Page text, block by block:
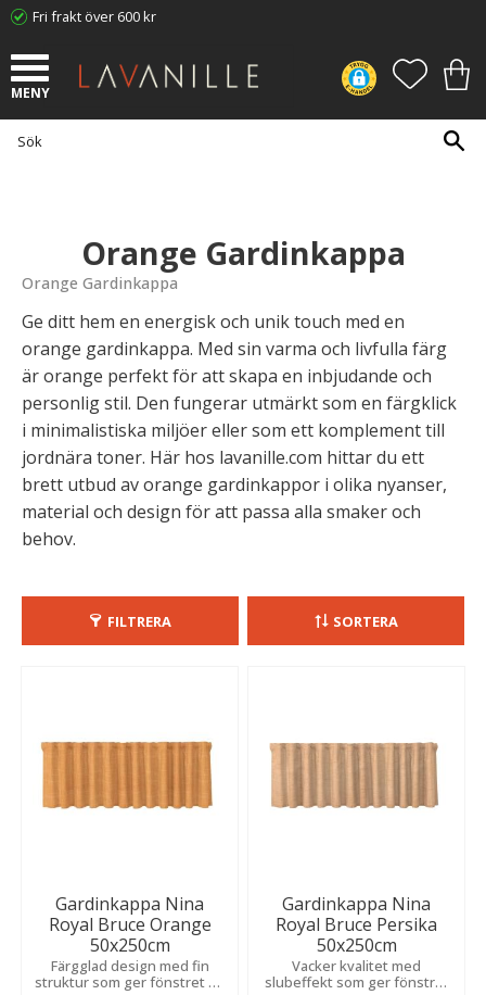
Fri frakt över 600 kr
Orange Gardinkappa
Orange Gardinkappa
Ge ditt hem en energisk och unik touch med en
orange gardinkappa. Med sin varma och livfulla färg
är orange perfekt för att skapa en inbjudande och
personlig stil. Den fungerar utmärkt som en färgklick
i minimalistiska miljöer eller som ett komplement till
jordnära toner. Här hos lavanille.com hittar du ett
brett utbud av orange gardinkappor i olika nyanser,
material och design för att passa alla smaker och
behov.
FILTRERA SORTERA
Gardinkappa Nina
Royal Bruce Orange
50x250cm
Färgglad design med fin
struktur som ger fönstret en
Gardinkappa Nina
Royal Bruce Persika
50x250cm
Vacker kvalitet med
slubeffekt som ger fönstret